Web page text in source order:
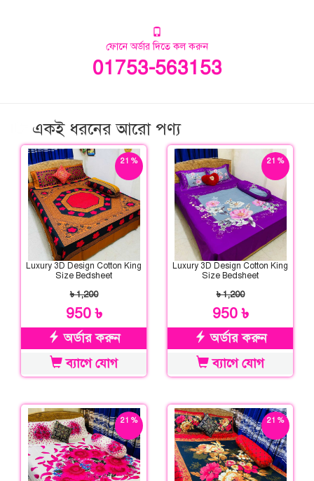
ফোনে অর্ডার দিতে কল করুন
01753-563153
একই ধরনের আরো পণ্য
21 %
Luxury 3D Design Cotton King
Size Bedsheet
৳ 1,200
950 ৳
অর্ডার করুন
ব্যাগে যোগ
21 %
Luxury 3D Design Cotton King
Size Bedsheet
৳ 1,200
950 ৳
অর্ডার করুন
ব্যাগে যোগ
21 %
21 %